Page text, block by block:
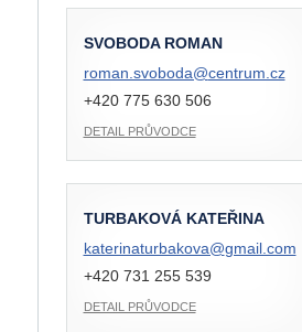
SVOBODA ROMAN
roman.svoboda@centrum.cz
+420 775 630 506
DETAIL PRŮVODCE
TURBAKOVÁ KATEŘINA
katerinaturbakova@gmail.com
+420 731 255 539
DETAIL PRŮVODCE